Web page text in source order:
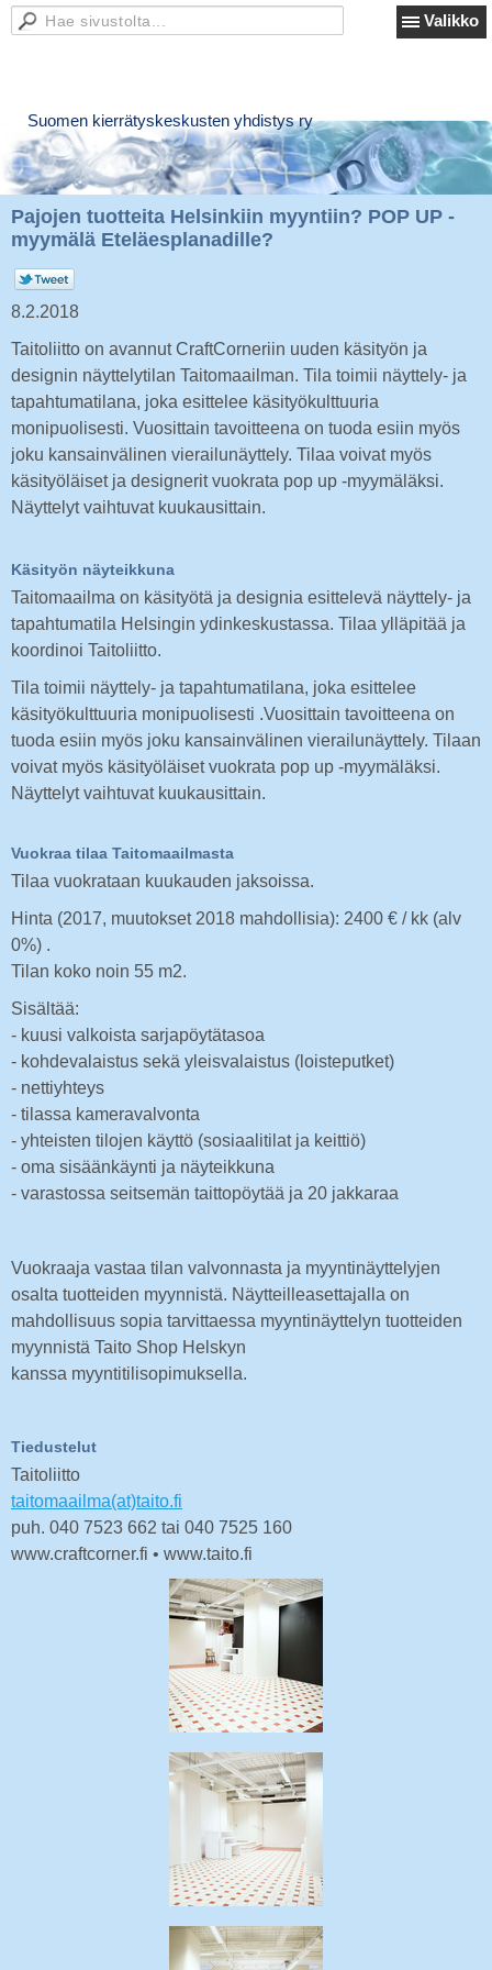
Valikko
Suomen kierrätyskeskusten yhdistys ry
Pajojen tuotteita Helsinkiin myyntiin? POP UP -
myymälä Eteläesplanadille?
8.2.2018
Taitoliitto on avannut CraftCorneriin uuden käsityön ja
designin näyttelytilan Taitomaailman. Tila toimii näyttely- ja
tapahtumatilana, joka esittelee käsityökulttuuria
monipuolisesti. Vuosittain tavoitteena on tuoda esiin myös
joku kansainvälinen vierailunäyttely. Tilaa voivat myös
käsityöläiset ja designerit vuokrata pop up -myymäläksi.
Näyttelyt vaihtuvat kuukausittain.
Käsityön näyteikkuna
Taitomaailma on käsityötä ja designia esittelevä näyttely- ja
tapahtumatila Helsingin ydinkeskustassa. Tilaa ylläpitää ja
koordinoi Taitoliitto.
Tila toimii näyttely- ja tapahtumatilana, joka esittelee
käsityökulttuuria monipuolisesti .Vuosittain tavoitteena on
tuoda esiin myös joku kansainvälinen vierailunäyttely. Tilaan
voivat myös käsityöläiset vuokrata pop up -myymäläksi.
Näyttelyt vaihtuvat kuukausittain.
Vuokraa tilaa Taitomaailmasta
Tilaa vuokrataan kuukauden jaksoissa.
Hinta (2017, muutokset 2018 mahdollisia): 2400 € / kk (alv
0%) .
Tilan koko noin 55 m2.
Sisältää:
- kuusi valkoista sarjapöytätasoa
- kohdevalaistus sekä yleisvalaistus (loisteputket)
- nettiyhteys
- tilassa kameravalvonta
- yhteisten tilojen käyttö (sosiaalitilat ja keittiö)
- oma sisäänkäynti ja näyteikkuna
- varastossa seitsemän taittopöytää ja 20 jakkaraa
Vuokraaja vastaa tilan valvonnasta ja myyntinäyttelyjen
osalta tuotteiden myynnistä. Näytteilleasettajalla on
mahdollisuus sopia tarvittaessa myyntinäyttelyn tuotteiden
myynnistä Taito Shop Helskyn
kanssa myyntitilisopimuksella.
Tiedustelut
Taitoliitto
taitomaailma(at)taito.fi
puh. 040 7523 662 tai 040 7525 160
www.craftcorner.fi • www.taito.fi